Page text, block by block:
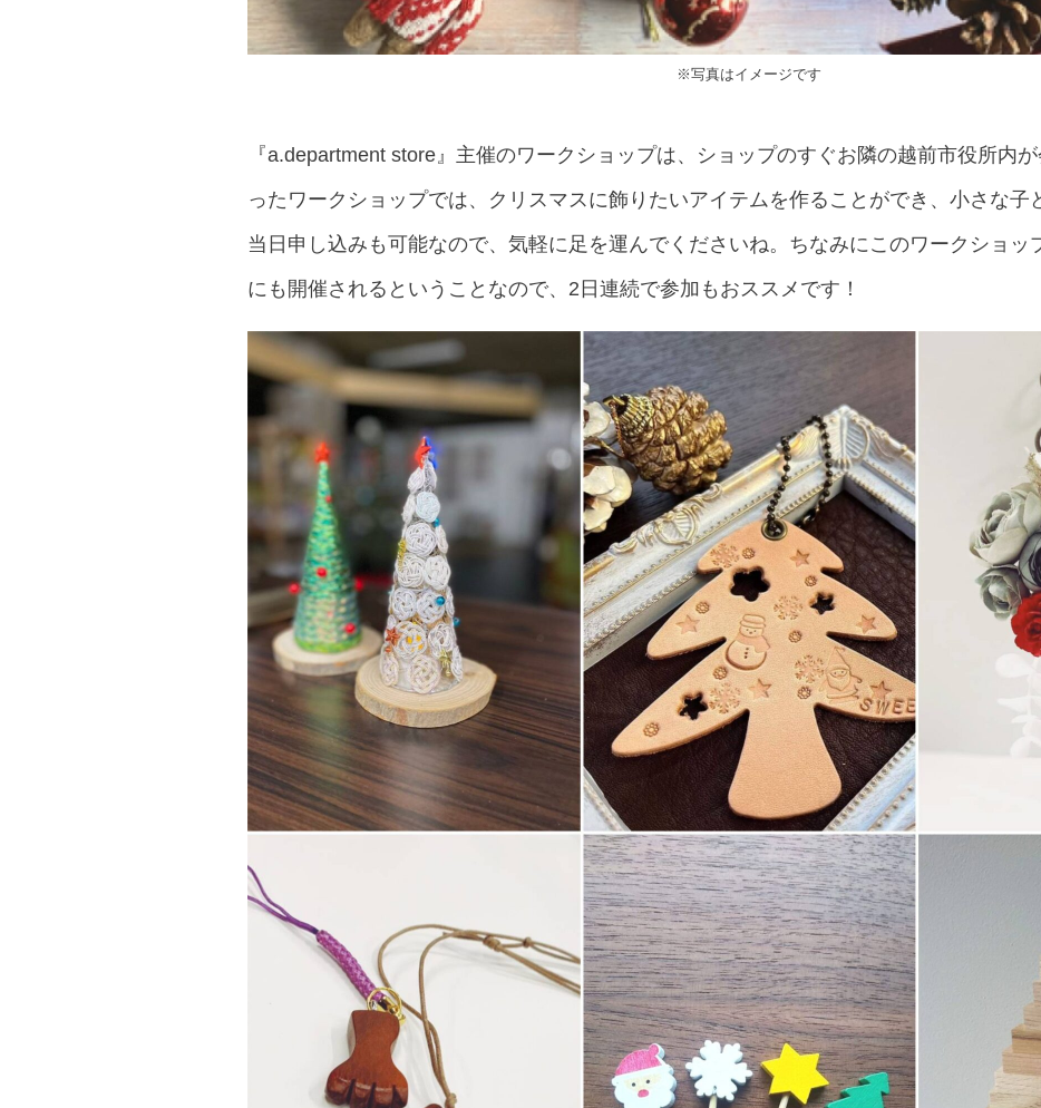
※写真はイメージです
『a.department store』主催のワークショップは、ショップのすぐお隣の越前市役所内
ったワークショップでは、クリスマスに飾りたいアイテムを作ることができ、小さな子
当日申し込みも可能なので、気軽に足を運んでくださいね。ちなみにこのワークショッ
にも開催されるということなので、2日連続で参加もおススメです！